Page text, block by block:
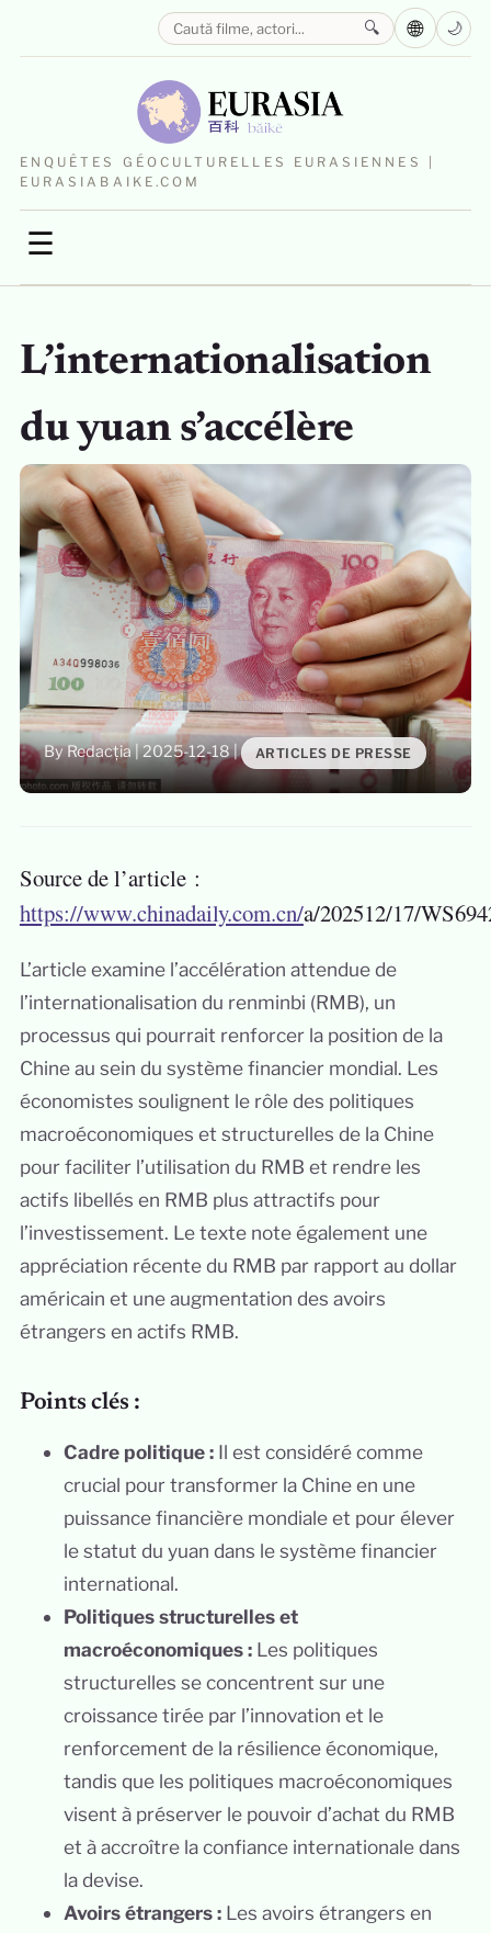
ENQUÊTES GÉOCULTURELLES EURASIENNES |
EURASIABAIKE.COM
☰
🔍 🌐 🌙
L’internationalisation
du yuan s’accélère
By Redacția|2025-12-18| ARTICLES DE PRESSE
Source de l’article :
https://www.chinadaily.com.cn/a/202512/17/
L’article examine l’accélération attendue de
l’internationalisation du renminbi (RMB), un
processus qui pourrait renforcer la position de la
Chine au sein du système financier mondial. Les
économistes soulignent le rôle des politiques
macroéconomiques et structurelles de la Chine
pour faciliter l’utilisation du RMB et rendre les
actifs libellés en RMB plus attractifs pour
l’investissement. Le texte note également une
appréciation récente du RMB par rapport au dollar
américain et une augmentation des avoirs
étrangers en actifs RMB.
Points clés :
Cadre politique :Il est considéré comme
crucial pour transformer la Chine en une
puissance financière mondiale et pour élever
le statut du yuan dans le système financier
international.
Politiques structurelles et
macroéconomiques :Les politiques
structurelles se concentrent sur une
croissance tirée par l’innovation et le
renforcement de la résilience économique,
tandis que les politiques macroéconomiques
visent à préserver le pouvoir d’achat du RMB
et à accroître la confiance internationale dans
la devise.
Avoirs étrangers :Les avoirs étrangers en